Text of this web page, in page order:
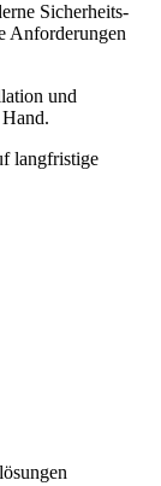
Sicherheits-
Anforderungen
und
langfristige